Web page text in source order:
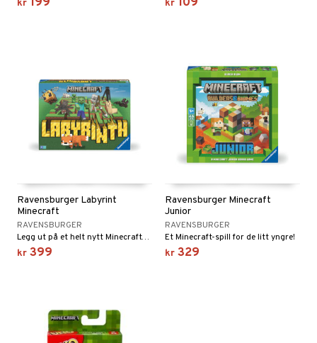
kr 199 kr 109
Ravensburger Labyrint
Minecraft
RAVENSBURGER
Legg ut på et helt nytt Minecraft-eventyr!
kr 399
Ravensburger Minecraft
Junior
RAVENSBURGER
Et Minecraft-spill for de litt yngre!
kr 329